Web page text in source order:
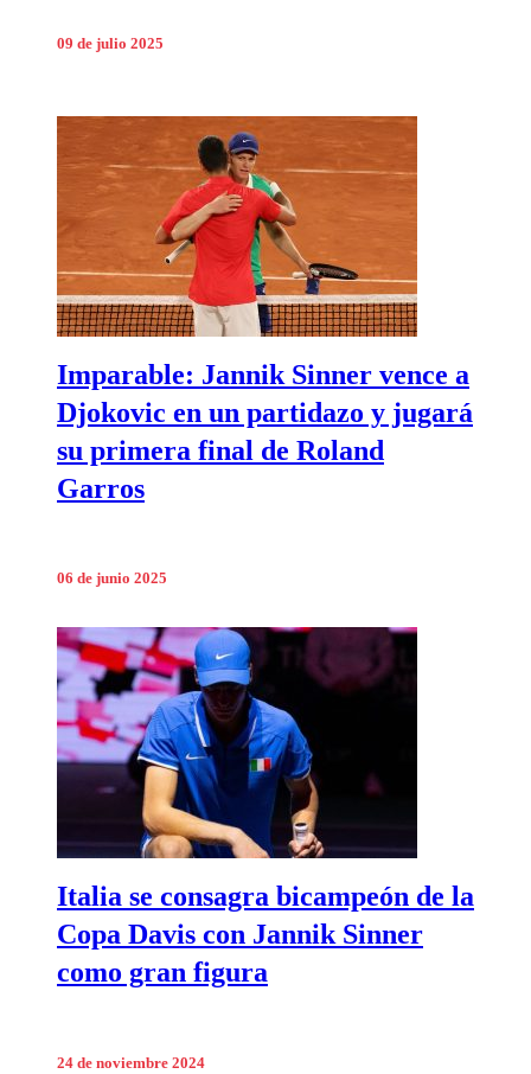
09 de julio 2025
Imparable: Jannik Sinner vence a
Djokovic en un partidazo y jugará
su primera final de Roland
Garros
06 de junio 2025
Italia se consagra bicampeón de la
Copa Davis con Jannik Sinner
como gran figura
24 de noviembre 2024